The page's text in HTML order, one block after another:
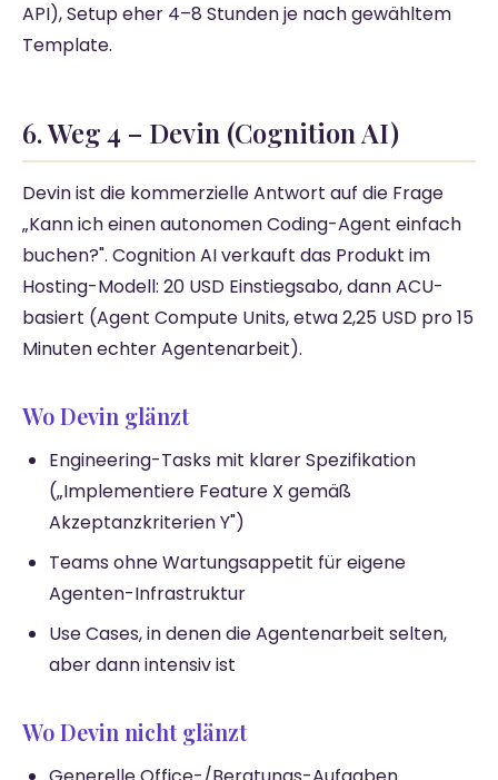
API), Setup eher 4–8 Stunden je nach gewähltem
Template.
6. Weg 4 – Devin (Cognition AI)
Devin ist die kommerzielle Antwort auf die Frage
„Kann ich einen autonomen Coding-Agent einfach
buchen?". Cognition AI verkauft das Produkt im
Hosting-Modell: 20 USD Einstiegsabo, dann ACU-
basiert (Agent Compute Units, etwa 2,25 USD pro 15
Minuten echter Agentenarbeit).
Wo Devin glänzt
Engineering-Tasks mit klarer Spezifikation
(„Implementiere Feature X gemäß
Akzeptanzkriterien Y")
Teams ohne Wartungsappetit für eigene
Agenten-Infrastruktur
Use Cases, in denen die Agentenarbeit selten,
aber dann intensiv ist
Wo Devin nicht glänzt